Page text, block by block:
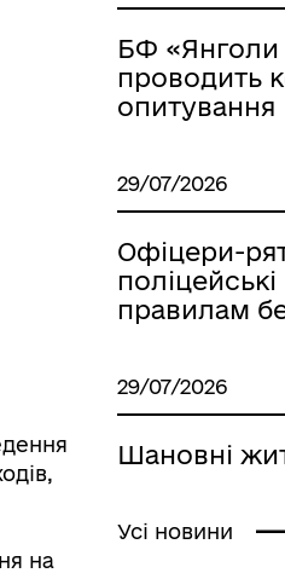
на
БФ «Янголи
проводить
опитування
29/07/2026
Офіцери-
правилам
29/07/2026
Шановні
Усі новини